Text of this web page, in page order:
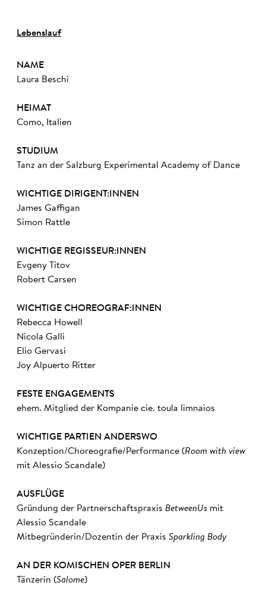
Lebenslauf
NAME
Laura Beschi
HEIMAT
Como, Italien
STUDIUM
Tanz an der Salzburg Experimental Academy of Dance
WICHTIGE DIRIGENT:INNEN
James Gaffigan
Simon Rattle
WICHTIGE REGISSEUR:INNEN
Evgeny Titov
Robert Carsen
WICHTIGE CHOREOGRAF:INNEN
Rebecca Howell
Nicola Galli
Elio Gervasi
Joy Alpuerto Ritter
FESTE ENGAGEMENTS
ehem. Mitglied der Kompanie cie. toula limnaios
WICHTIGE PARTIEN ANDERSWO
Konzeption/Choreografie/Performance (Room with view
mit Alessio Scandale)
AUSFLÜGE
Gründung der Partnerschaftspraxis BetweenUs mit
Alessio Scandale
Mitbegründerin/Dozentin der Praxis Sparkling Body
AN DER KOMISCHEN OPER BERLIN
Tänzerin (Salome)